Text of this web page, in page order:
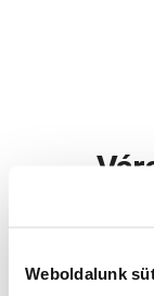
Weboldalunk